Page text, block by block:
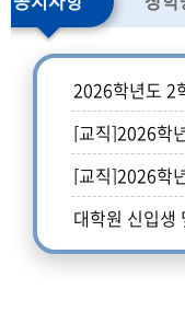
2026학년도 2
[교직]2026학
선발확정자 교
[교직]2026학
성·인성 검사
대학원 신입생
신입생 설명회